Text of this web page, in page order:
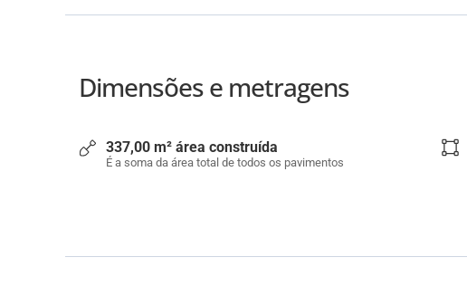
Dimensões e metragens
337,00 m² área construída
É a soma da área total de todos os pavimentos